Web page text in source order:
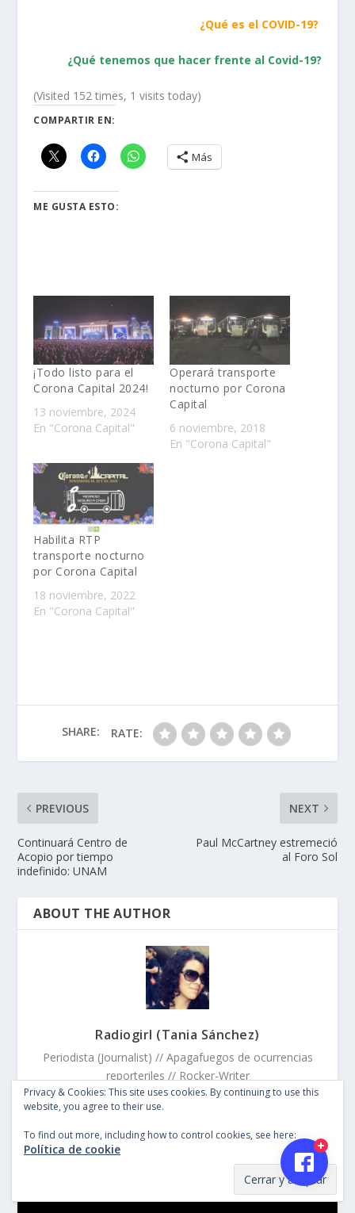
¿Qué es el COVID-19?
¿Qué tenemos que hacer frente al Covid-19?
(Visited 152 times, 1 visits today)
COMPARTIR EN:
Más
ME GUSTA ESTO:
¡Todo listo para el
Corona Capital 2024!
13 noviembre, 2024
En "Corona Capital"
Operará transporte
nocturno por Corona
Capital
6 noviembre, 2018
En "Corona Capital"
Habilita RTP
transporte nocturno
por Corona Capital
18 noviembre, 2022
En "Corona Capital"
SHARE: RATE:
PREVIOUS
Continuará Centro de
Acopio por tiempo
indefinido: UNAM
NEXT
Paul McCartney estremeció
al Foro Sol
ABOUT THE AUTHOR
Radiogirl (Tania Sánchez)
Periodista (Journalist) // Apagafuegos de ocurrencias
reporteriles // Rocker-Writer
SIGUE EN VIVO EL ECLIPSE SOLAR 2024
Reproductor
Privacy & Cookies: This site uses cookies. By continuing to use this
website, you agree to their use.
To find out more, including how to control cookies, see here:
Política de cookie